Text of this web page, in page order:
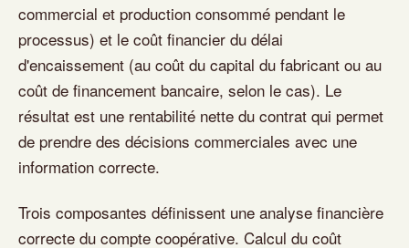
commercial et production consommé pendant le
processus) et le coût financier du délai
d'encaissement (au coût du capital du fabricant ou au
coût de financement bancaire, selon le cas). Le
résultat est une rentabilité nette du contrat qui permet
de prendre des décisions commerciales avec une
information correcte.
Trois composantes définissent une analyse financière
correcte du compte coopérative. Calcul du coût